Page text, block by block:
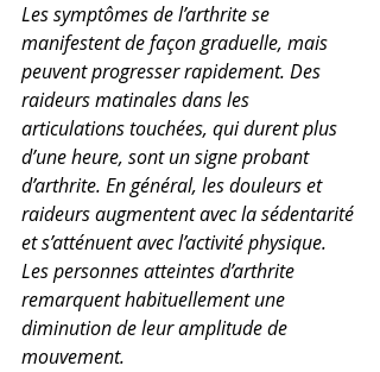
Les symptômes de l’arthrite se
manifestent de façon graduelle, mais
peuvent progresser rapidement. Des
raideurs matinales dans les
articulations touchées, qui durent plus
d’une heure, sont un signe probant
d’arthrite. En général, les douleurs et
raideurs augmentent avec la sédentarité
et s’atténuent avec l’activité physique.
Les personnes atteintes d’arthrite
remarquent habituellement une
diminution de leur amplitude de
mouvement.